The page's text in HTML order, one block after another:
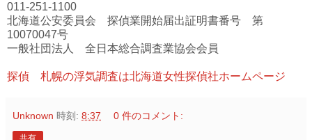
011-251-1100
北海道公安委員会 探偵業開始届出証明書番号 第
10070047号
一般社団法人 全日本総合調査業協会会員
探偵 札幌の浮気調査は北海道女性探偵社ホームページ
Unknown 時刻: 8:37 0 件のコメント: